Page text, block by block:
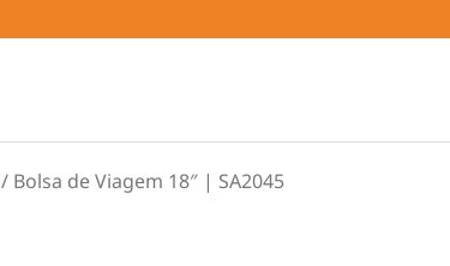
/ Bolsa de Viagem 18″ | SA2045